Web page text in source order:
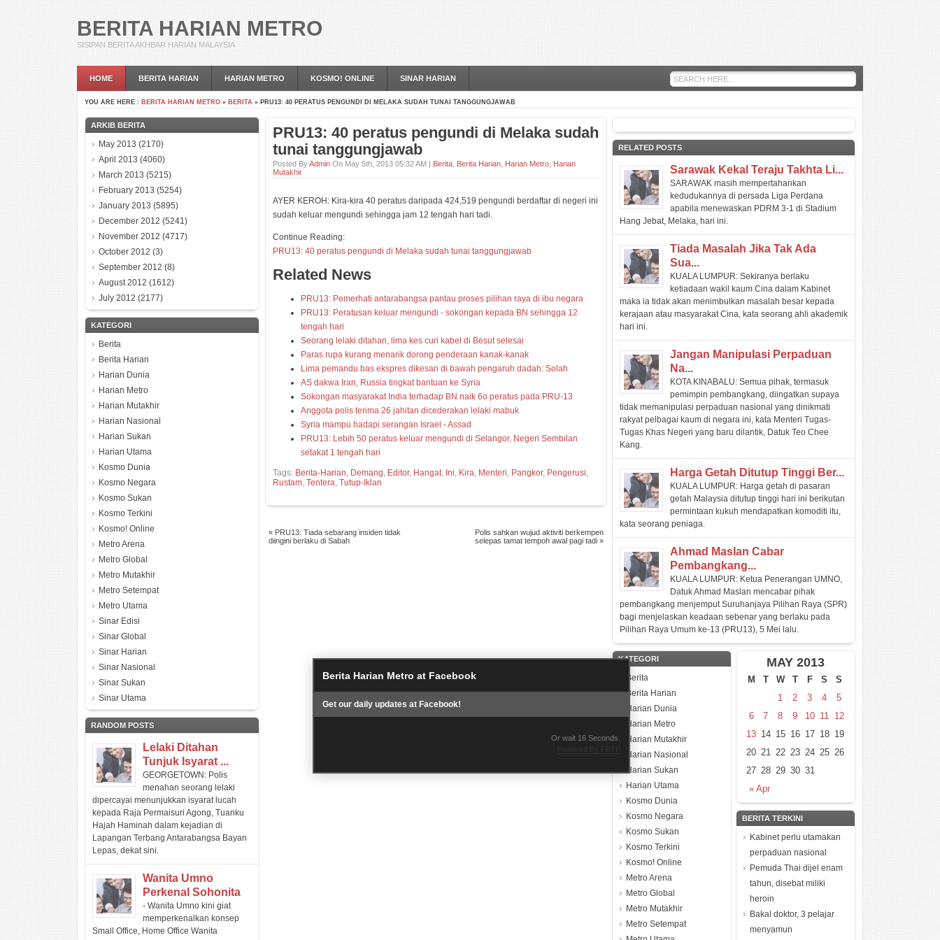
BERITA HARIAN METRO
SISIPAN BERITA AKHBAR HARIAN MALAYSIA
HOME BERITA HARIAN HARIAN METRO KOSMO! ONLINE SINAR HARIAN
YOU ARE HERE : BERITA HARIAN METRO » BERITA » PRU13: 40 PERATUS PENGUNDI DI MELAKA SUDAH TUNAI TANGGUNGJAWAB
ARKIB BERITA
May 2013 (2170)
April 2013 (4060)
March 2013 (5215)
February 2013 (5254)
January 2013 (5895)
December 2012 (5241)
November 2012 (4717)
October 2012 (3)
September 2012 (8)
August 2012 (1612)
July 2012 (2177)
KATEGORI
Berita
Berita Harian
Harian Dunia
Harian Metro
Harian Mutakhir
Harian Nasional
Harian Sukan
Harian Utama
Kosmo Dunia
Kosmo Negara
Kosmo Sukan
Kosmo Terkini
Kosmo! Online
Metro Arena
Metro Global
Metro Mutakhir
Metro Setempat
Metro Utama
Sinar Edisi
Sinar Global
Sinar Harian
Sinar Nasional
Sinar Sukan
Sinar Utama
RANDOM POSTS
Lelaki Ditahan
Tunjuk Isyarat ...
GEORGETOWN: Polis
menahan seorang lelaki
dipercayai menunjukkan isyarat lucah
kepada Raja Permaisuri Agong, Tuanku
Hajah Haminah dalam kejadian di
Lapangan Terbang Antarabangsa Bayan
Lepas, dekat sini.
Wanita Umno
Perkenal Sohonita
- Wanita Umno kini giat
memperkenalkan konsep
Small Office, Home Office Wanita
PRU13: 40 peratus pengundi di Melaka sudah
tunai tanggungjawab
Posted ByAdmin On May 5th, 2013 05:32 AM | Berita Berita Harian Harian Metro Harian
Mutakhir
AYER KEROH: Kira-kira 40 peratus daripada 424,519 pengundi berdaftar di negeri ini
sudah keluar mengundi sehingga jam 12 tengah hari tadi.
Continue Reading:
PRU13: 40 peratus pengundi di Melaka sudah tunai tanggungjawab
Related News
PRU13: Pemerhati antarabangsa pantau proses pilihan raya di ibu negara
PRU13: Peratusan keluar mengundi - sokongan kepada BN sehingga 12
tengah hari
Seorang lelaki ditahan, lima kes curi kabel di Besut selesai
Paras rupa kurang menarik dorong penderaan kanak-kanak
Lima pemandu bas ekspres dikesan di bawah pengaruh dadah: Solah
AS dakwa Iran, Russia tingkat bantuan ke Syria
Sokongan masyarakat India terhadap BN naik 6o peratus pada PRU-13
Anggota polis terima 26 jahitan dicederakan lelaki mabuk
Syria mampu hadapi serangan Israel - Assad
PRU13: Lebih 50 peratus keluar mengundi di Selangor, Negeri Sembilan
setakat 1 tengah hari
Tags: Berita-Harian, Demang, Editor, Hangat, Ini, Kira, Menteri, Pangkor, Pengerusi,
Rustam, Tentera, Tutup-Iklan
« PRU13: Tiada sebarang insiden tidak
diingini berlaku di Sabah
Polis sahkan wujud aktiviti berkempen
selepas tamat tempoh awal pagi tadi »
RELATED POSTS
Sarawak Kekal Teraju Takhta Li...
SARAWAK masih mempertahankan
kedudukannya di persada Liga Perdana
apabila menewaskan PDRM 3-1 di Stadium
Hang Jebat, Melaka, hari ini.
Tiada Masalah Jika Tak Ada
Sua...
KUALA LUMPUR: Sekiranya berlaku
ketiadaan wakil kaum Cina dalam Kabinet
maka ia tidak akan menimbulkan masalah besar kepada
kerajaan atau masyarakat Cina, kata seorang ahli akademik
hari ini.
Jangan Manipulasi Perpaduan
Na...
KOTA KINABALU: Semua pihak, termasuk
pemimpin pembangkang, diingatkan supaya
tidak memanipulasi perpaduan nasional yang dinikmati
rakyat pelbagai kaum di negara ini, kata Menteri Tugas-
Tugas Khas Negeri yang baru dilantik, Datuk Teo Chee
Kang.
Harga Getah Ditutup Tinggi Ber...
KUALA LUMPUR: Harga getah di pasaran
getah Malaysia ditutup tinggi hari ini berikutan
permintaan kukuh mendapatkan komoditi itu,
kata seorang peniaga.
Ahmad Maslan Cabar
Pembangkang...
KUALA LUMPUR: Ketua Penerangan UMNO,
Datuk Ahmad Maslan mencabar pihak
pembangkang menjemput Suruhanjaya Pilihan Raya (SPR)
bagi menjelaskan keadaan sebenar yang berlaku pada
Pilihan Raya Umum ke-13 (PRU13), 5 Mei lalu.
KATEGORI
Berita
Berita Harian
Harian Dunia
Harian Metro
Harian Mutakhir
Harian Nasional
Harian Sukan
Harian Utama
Kosmo Dunia
Kosmo Negara
Kosmo Sukan
Kosmo Terkini
Kosmo! Online
Metro Arena
Metro Global
Metro Mutakhir
Metro Setempat
MAY 2013
M T W T F S S
« Apr
1 2 3 4
5
6
7 8 9 10 11 12
13 14 15 16 17 18 19
20 21 22 23 24 25 26
27 28 29 30 31
BERITA TERKINI
Kabinet perlu utamakan
perpaduan nasional
Pemuda Thai dijel enam
tahun, disebat miliki
heroin
Bakal doktor, 3 pelajar
menyamun
Berita Harian Metro at Facebook
Get our daily updates at Facebook!
Or wait 16 Seconds.